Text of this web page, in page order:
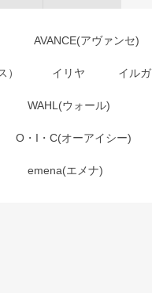
AVANCE(アヴァンセ)
イリヤ イルガ
WAHL(ウォール)
O・I・C(オーアイシー)
emena(エメナ)